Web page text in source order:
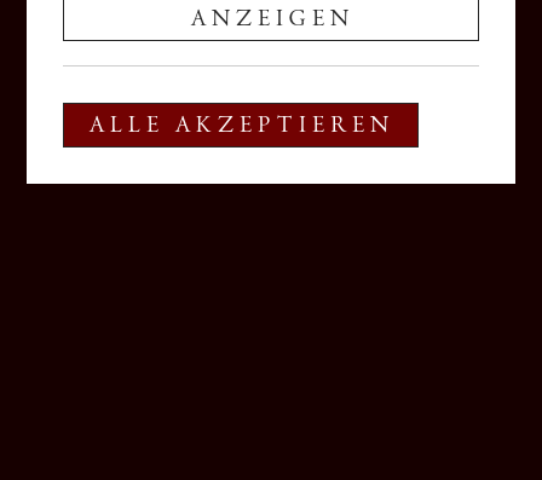
ANZEIGEN
ALLE AKZEPTIEREN